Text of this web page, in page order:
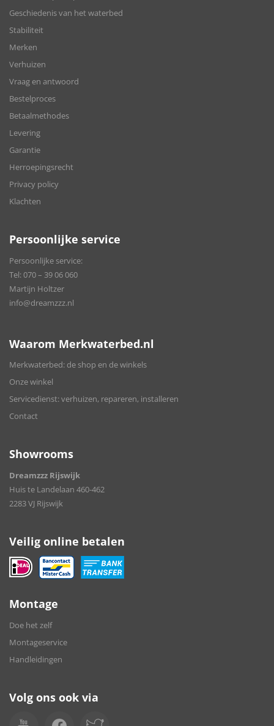
Geschiedenis van het waterbed
Stabiliteit
Merken
Verhuizen
Vraag en antwoord
Bestelproces
Betaalmethodes
Levering
Garantie
Herroepingsrecht
Privacy policy
Klachten
Persoonlijke service
Persoonlijke service:
Tel:070 – 39 06 060
Martijn Holtzer
info@dreamzzz.nl
Waarom Merkwaterbed.nl
Merkwaterbed: de shop en de winkels
Onze winkel
Servicedienst: verhuizen, repareren, installeren
Contact
Showrooms
Dreamzzz Rijswijk
Huis te Landelaan 460-462
2283 VJ Rijswijk
Veilig online betalen
Montage
Doe het zelf
Montageservice
Handleidingen
Volg ons ook via